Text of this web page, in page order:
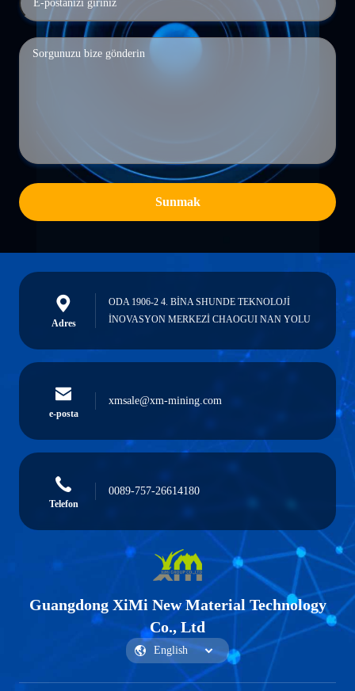
Sunmak
Adres
ODA 1906-2 4. BİNA SHUNDE TEKNOLOJİ
İNOVASYON MERKEZİ CHAOGUI NAN YOLU
e-posta
xmsale@xm-mining.com
Telefon
0089-757-26614180
Guangdong XiMi New Material Technology
Co., Ltd